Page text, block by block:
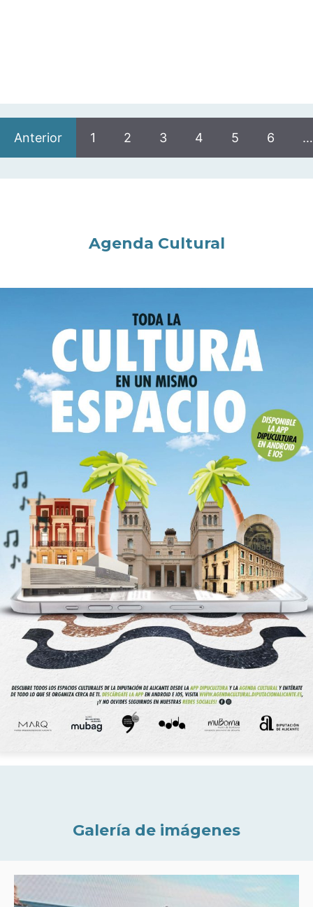
Anterior 1 2 3 4 5 6 …
Agenda Cultural
Galería de imágenes